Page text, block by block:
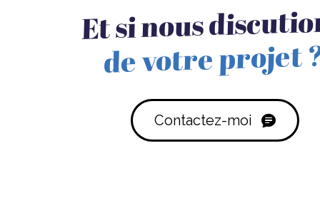
Et si nous
de votre projet
Contactez-moi